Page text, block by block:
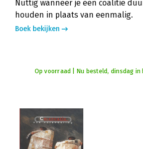
Nuttig wanneer je een coalitie
houden in plaats van eenmalig.
Boek bekijken
Op voorraad | Nu besteld, dinsdag